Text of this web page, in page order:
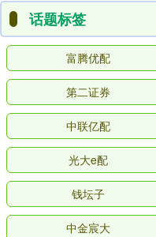
话题标签
富腾优配
第二证券
中联亿配
光大e配
钱坛子
中金宸大